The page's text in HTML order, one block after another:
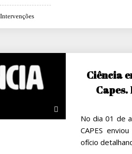
Ciência
Capes.
No dia 01 de
CAPES
ofício